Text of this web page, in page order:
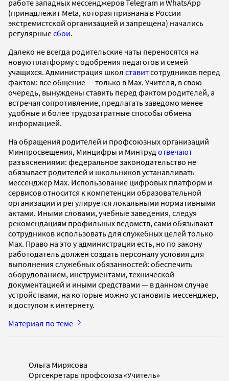
работе западных мессенджеров Telegram и WhatsApp
(принадлежит Meta, которая признана в России
экстремистской организацией и запрещена) начались
регулярныесбои.
Далеко не всегда родительские чаты переносятся на
новую платформу с одобрения педагогов и семей
учащихся. Администрация школ ставитсотрудников перед
фактом: все общение — только в Max. Учителя, в свою
очередь, вынуждены ставить перед фактом родителей, а
встречая сопротивление, предлагать заведомо менее
удобные и более трудозатратные способы обмена
информацией.
На обращения родителей и профсоюзных организаций
Минпросвещения, Минцифры и Минтрудотвечают
разъяснениями: федеральное законодательство не
обязывает родителей и школьников устанавливать
мессенджер Max. Использование цифровых платформ и
сервисов относится к компетенции образовательной
организации и регулируется локальными нормативными
актами. Иными словами, учебные заведения, следуя
рекомендациям профильных ведомств, сами обязывают
сотрудников использовать для служебных целей только
Max. Право на это у администрации есть, но по закону
работодатель должен создать персоналу условия для
выполнения служебных обязанностей: обеспечить
оборудованием, инструментами, технической
документацией и иными средствами — в данном случае
устройствами, на которые можно установить мессенджер,
и доступом к интернету.
Материал по теме
Ольга Мирясова
Оргсекретарь профсоюза «Учитель»